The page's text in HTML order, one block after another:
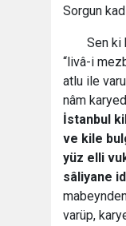
Sorgun
Sen ki
“livâ-i
atlu ile
nâm
İstanbul
ve kile
yüz elli
sâliyane
varüp,